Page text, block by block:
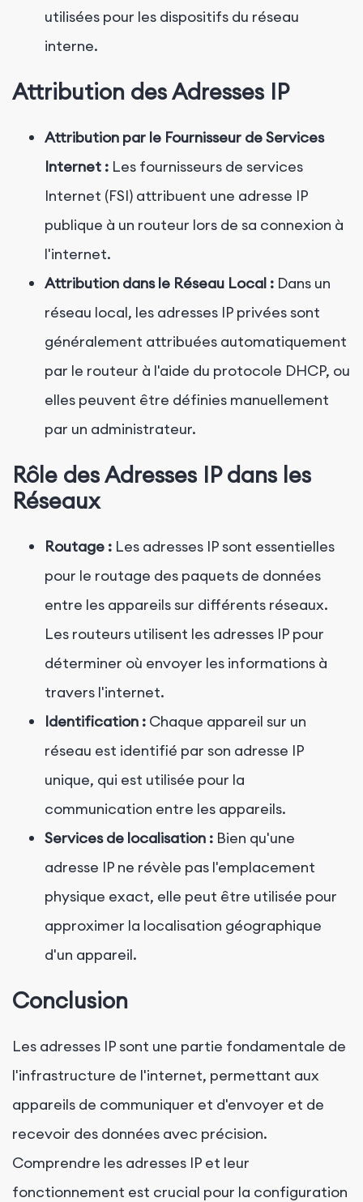
utilisées pour les dispositifs du réseau
interne.
Attribution des Adresses IP
Attribution par le Fournisseur de Services
Internet : Les fournisseurs de services
Internet (FSI) attribuent une adresse IP
publique à un routeur lors de sa connexion à
l'internet.
Attribution dans le Réseau Local : Dans un
réseau local, les adresses IP privées sont
généralement attribuées automatiquement
par le routeur à l'aide du protocole DHCP, ou
elles peuvent être définies manuellement
par un administrateur.
Rôle des Adresses IP dans les
Réseaux
Routage : Les adresses IP sont essentielles
pour le routage des paquets de données
entre les appareils sur différents réseaux.
Les routeurs utilisent les adresses IP pour
déterminer où envoyer les informations à
travers l'internet.
Identification : Chaque appareil sur un
réseau est identifié par son adresse IP
unique, qui est utilisée pour la
communication entre les appareils.
Services de localisation : Bien qu'une
adresse IP ne révèle pas l'emplacement
physique exact, elle peut être utilisée pour
approximer la localisation géographique
d'un appareil.
Conclusion
Les adresses IP sont une partie fondamentale de
l'infrastructure de l'internet, permettant aux
appareils de communiquer et d'envoyer et de
recevoir des données avec précision.
Comprendre les adresses IP et leur
fonctionnement est crucial pour la configuration